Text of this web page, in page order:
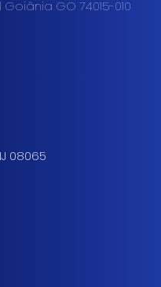
GO 74015-010
08065